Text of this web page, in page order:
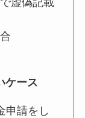
ケース
申請をし